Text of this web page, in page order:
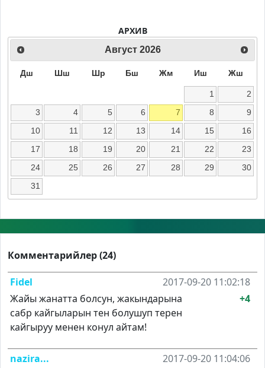
АРХИВ
Август 2026
Дш Шш Шр Бш Жм Иш Жш
1
2
3
4 5 6 7 8
9
10
11 12 13 14 15
16
17
18 19 20 21 22
23
24
25 26 27 28 29
30
31
Комментарийлер (24)
Fidel
2017-09-20 11:02:18
Жайы жанатта болсун, жакындарына
сабр кайгыларын тен болушуп терен
кайгыруу менен конул айтам!
+4
nazira...
2017-09-20 11:04:06